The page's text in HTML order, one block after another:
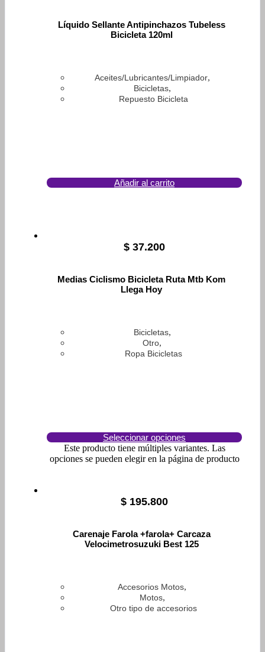
Líquido Sellante Antipinchazos Tubeless
Bicicleta 120ml
Aceites/Lubricantes/Limpiador,
Bicicletas,
Repuesto Bicicleta
Añadir al carrito
$ 37.200
Medias Ciclismo Bicicleta Ruta Mtb Kom
Llega Hoy
Bicicletas,
Otro,
Ropa Bicicletas
Seleccionar opciones
Este producto tiene múltiples variantes. Las
opciones se pueden elegir en la página de producto
$ 195.800
Carenaje Farola +farola+ Carcaza
Velocimetrosuzuki Best 125
Accesorios Motos,
Motos,
Otro tipo de accesorios